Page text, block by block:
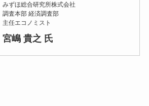
みずほ総合研究所株式会社
調査本部 経済調査部
主任エコノミスト
宮嶋 貴之 氏